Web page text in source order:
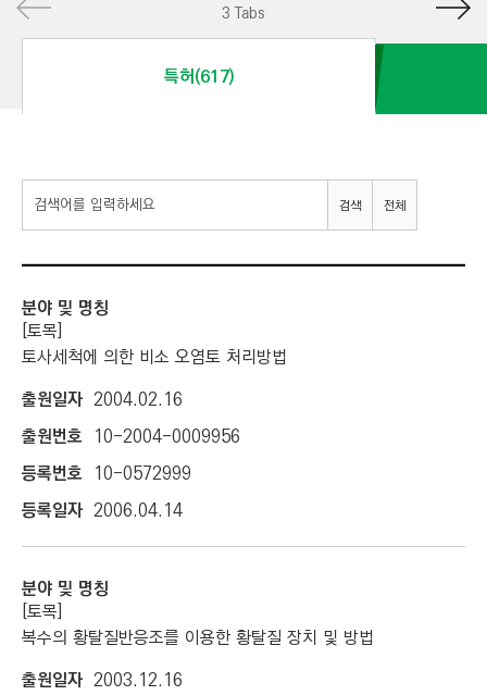
E
E
G
C
O
T
R
C
T
3 Tabs
특허(617)
검색 전체
[토목]
토사세척에 의한 비소 오염토 처리방법
2004.02.16
10-2004-0009956
10-0572999
2006.04.14
[토목]
복수의 황탈질반응조를 이용한 황탈질 장치 및 방법
2003.12.16